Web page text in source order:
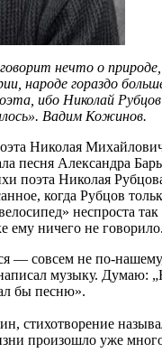
нечто о
народе гораздо
ибо Николай
Вадим Кожинов.
Николая
песня Александра
поэта Николая
когда Рубцов
неспроста
ему ничего не говорило.
— совсем не по-
музыку. Думаю:
бы песню».
стихотворение
произошло уже